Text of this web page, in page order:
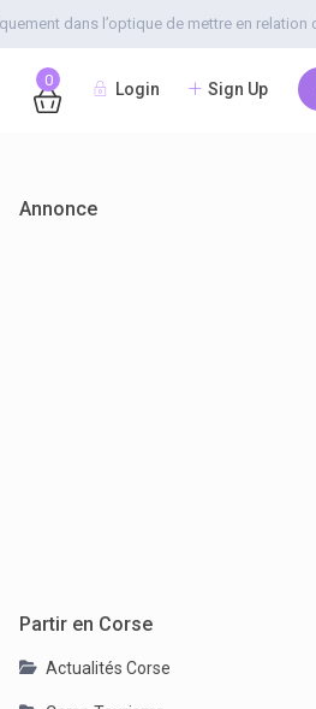
dans l’optique de mettre en relation
0 Login Sign Up
Annonce
Partir en Corse
Actualités Corse